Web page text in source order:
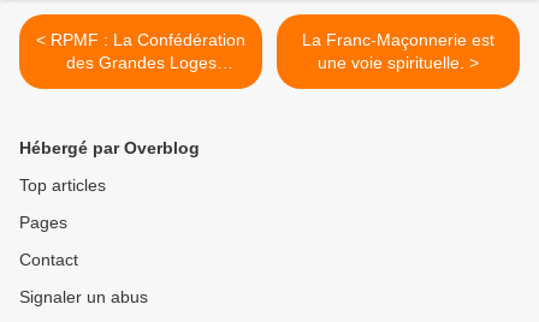
< RPMF : La Confédération
des Grandes Loges
Traditionnelles Régulières
La Franc-Maçonnerie est
une voie spirituelle. >
Hébergé par Overblog
Top articles
Pages
Contact
Signaler un abus